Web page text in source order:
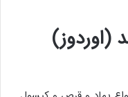
(اوردوز)